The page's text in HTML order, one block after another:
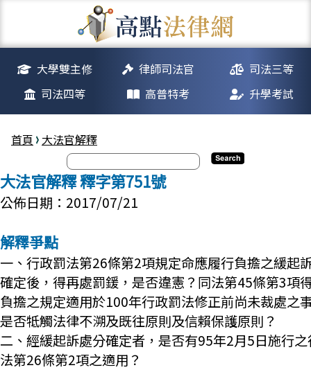
大學雙主修 律師司法官
司法三等
司法四等
高普特考 升學考試
首頁 大法官解釋
大法官解釋 釋字第751號
公佈日期：2017/07/21
解釋爭點
一、行政罰法第26條第2項規定命應履行負擔之緩起
確定後，得再處罰鍰，是否違憲？同法第45條第3項
負擔之規定適用於100年行政罰法修正前尚未裁處之
是否牴觸法律不溯及既往原則及信賴保護原則？
二、經緩起訴處分確定者，是否有95年2月5日施行
法第26條第2項之適用？